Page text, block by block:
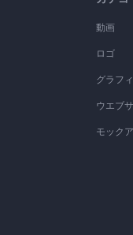
動画
ロゴ
グラフ
ウエブ
モック